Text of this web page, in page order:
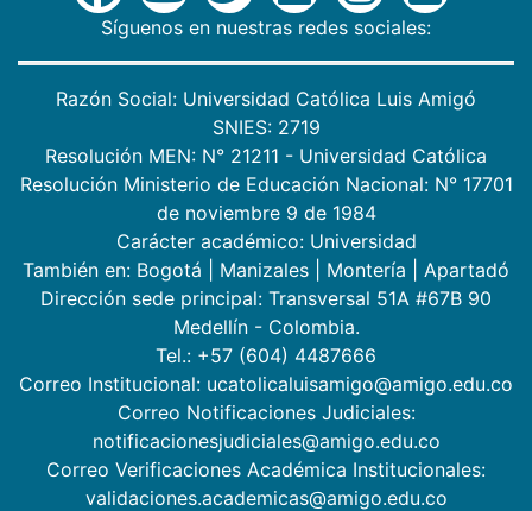
Síguenos en nuestras redes sociales:
Razón Social: Universidad Católica Luis Amigó
SNIES: 2719
Resolución MEN: N° 21211 - Universidad Católica
Resolución Ministerio de Educación Nacional: N° 17701
de noviembre 9 de 1984
Carácter académico: Universidad
También en: Bogotá Manizales Montería
Apartadó
Dirección sede principal: Transversal 51A #67B 90
Medellín - Colombia.
Tel.: +57 (604) 4487666
Correo Institucional: ucatolicaluisamigo@amigo.edu.co
Correo Notificaciones Judiciales:
notificacionesjudiciales@amigo.edu.co
Correo Verificaciones Académica Institucionales:
validaciones.academicas@amigo.edu.co